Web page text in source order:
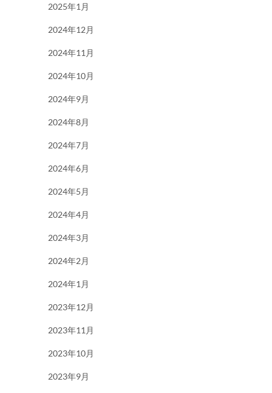
2025年1月
2024年12月
2024年11月
2024年10月
2024年9月
2024年8月
2024年7月
2024年6月
2024年5月
2024年4月
2024年3月
2024年2月
2024年1月
2023年12月
2023年11月
2023年10月
2023年9月